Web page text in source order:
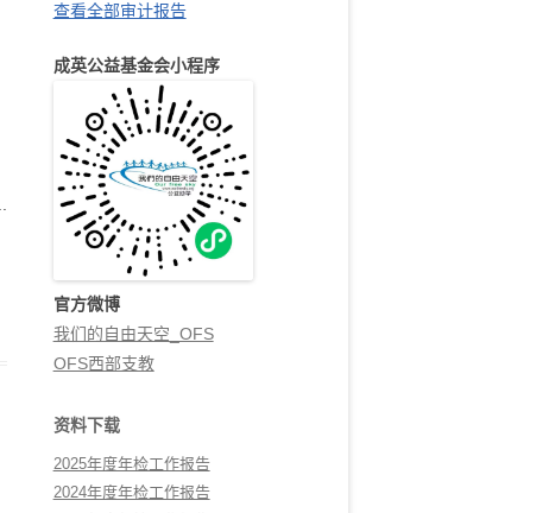
查看全部审计报告
成英公益基金会小程序
官方微博
我们的自由天空_OFS
OFS西部支教
资料下载
2025年度年检工作报告
2024年度年检工作报告